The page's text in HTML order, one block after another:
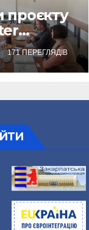
проєкту
171 ПЕРЕГЛЯДІВ